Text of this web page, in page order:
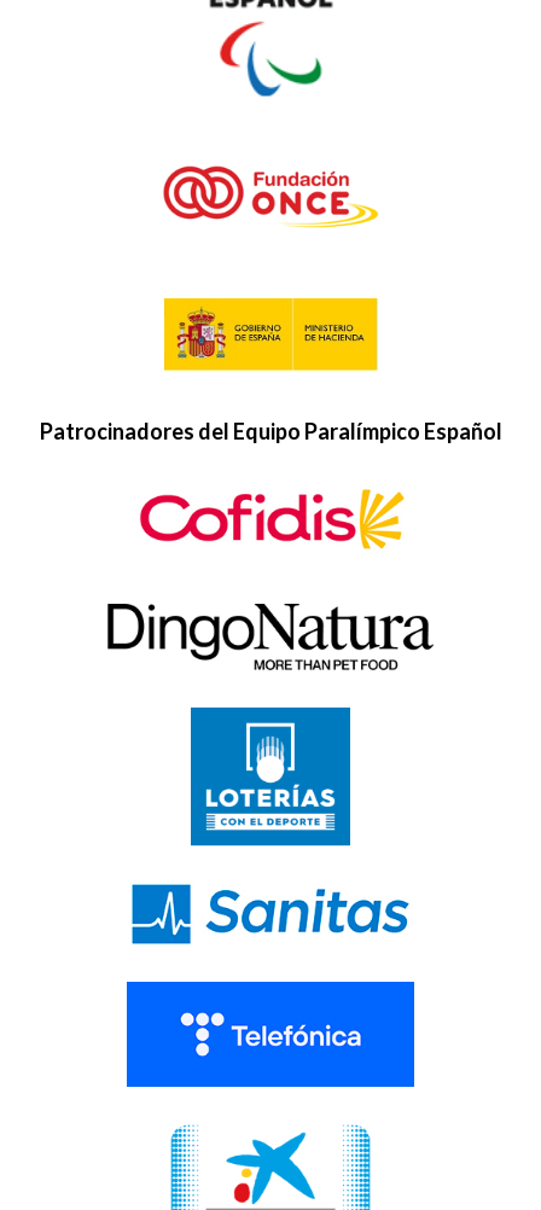
Patrocinadores del Equipo Paralímpico Español